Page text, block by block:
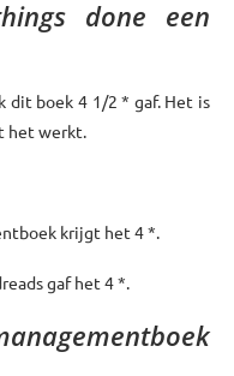
done een
dit boek 4 1/2 * gaf. Het is
het werkt.
krijgt het 4 *.
gaf het 4 *.